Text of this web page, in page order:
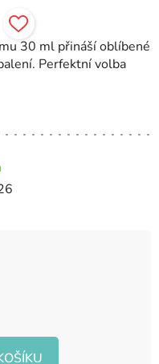
30 ml přináší oblíbené
Perfektní volba